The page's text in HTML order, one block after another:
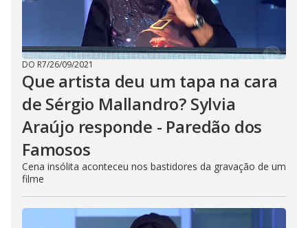
DO R7/26/09/2021
Que artista deu um tapa na cara
de Sérgio Mallandro? Sylvia
Araújo responde - Paredão dos
Famosos
Cena insólita aconteceu nos bastidores da gravação de um
filme